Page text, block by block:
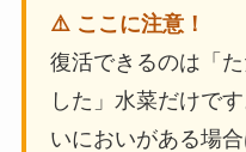
⚠️ ここに注意！
復活できるのは「
した」水菜だけで
いにおいがある場